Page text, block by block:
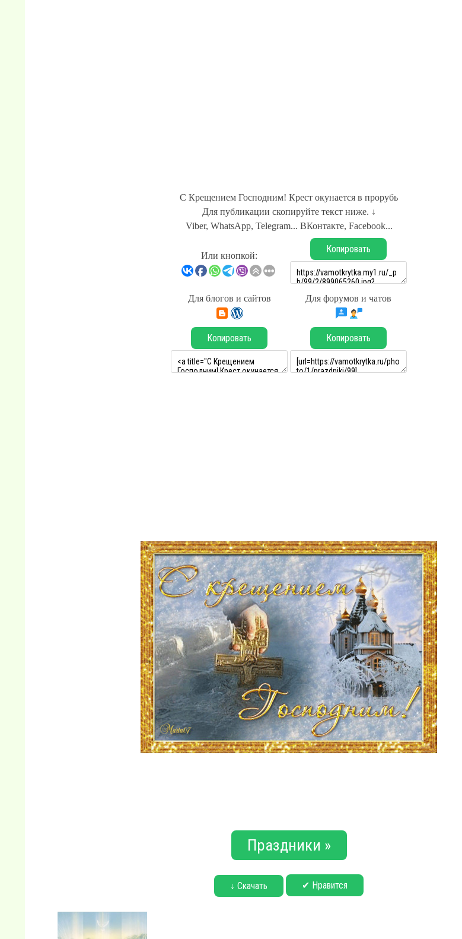
С Крещением Господним! Крест окунается в прорубь
Для публикации скопируйте текст ниже. ↓
Viber, WhatsApp, Telegram... ВКонтакте, Facebook...
Или кнопкой:
Копировать
Для блогов и сайтов Для форумов и чатов
Копировать Копировать
Праздники »
↓ Скачать ✔ Нравится